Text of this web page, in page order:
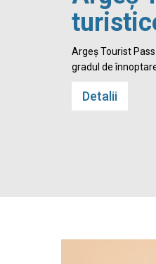
Argeș Tourist
gradul de
Detalii